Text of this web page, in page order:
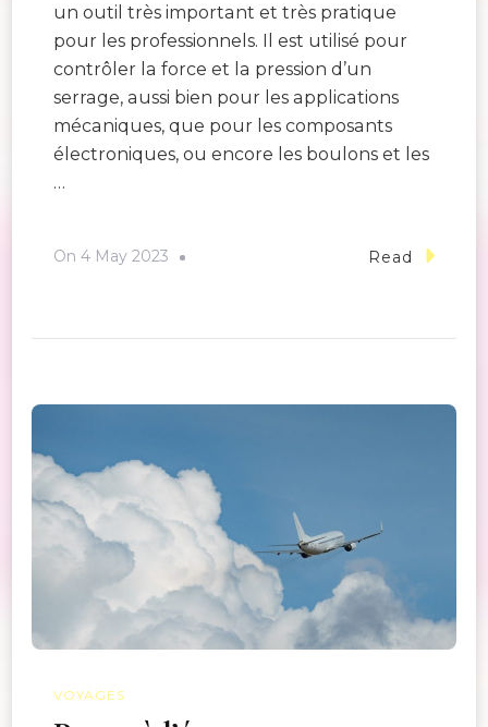
un outil très important et très pratique
pour les professionnels. Il est utilisé pour
contrôler la force et la pression d’un
serrage, aussi bien pour les applications
mécaniques, que pour les composants
électroniques, ou encore les boulons et les
…
On 4 May 2023 Read
VOYAGES